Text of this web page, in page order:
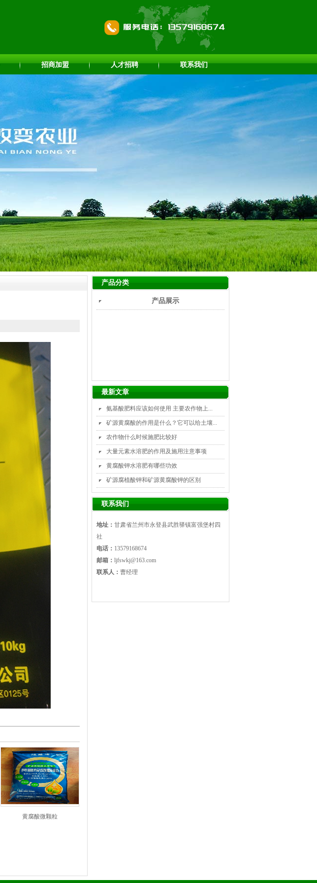
招商加盟 人才招聘 联系我们
黄腐酸微颗粒
产品分类
产品展示
最新文章
氨基酸肥料应该如何使用 主要农作物上...
矿源黄腐酸的作用是什么？它可以给土壤...
农作物什么时候施肥比较好
大量元素水溶肥的作用及施用注意事项
黄腐酸钾水溶肥有哪些功效
矿源腐植酸钾和矿源黄腐酸钾的区别
联系我们
地址： 甘肃省兰州市永登县武胜驿镇富强堡村四
社
电话： 13579168674
邮箱： ljfswkj@163.com
联系人： 曹经理